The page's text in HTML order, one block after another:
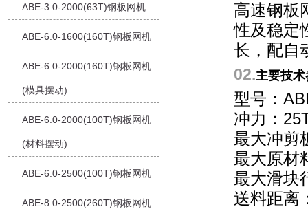
ABE-3.0-2000(63T)钢板网机
ABE-6.0-1600(160T)钢板网机
ABE-6.0-2000(160T)钢板网机
(模具摆动)
ABE-6.0-2000(100T)钢板网机
(材料摆动)
ABE-6.0-2500(100T)钢板网机
ABE-8.0-2500(260T)钢板网机
高速钢板
性及稳定
长，配自
02.主要技术
型号：
冲力：
最大冲剪
最大原材
最大滑块
送料距离